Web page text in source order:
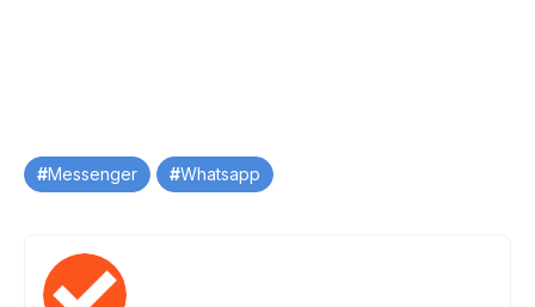
TagMessenger Whatsapp